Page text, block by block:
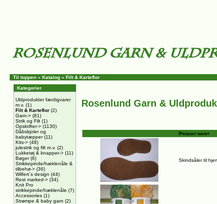
Til toppen » Katalog » Filt & Karteflor
Kategorier
Uldprodukter færdigvarer
m.v. (1)
Filt & Karteflor (2)
Garn-> (81)
Strik og Filt (1)
Opskrifter-> (1130)
Dåbskjoler og
babytæpper(11)
Kits-> (48)
julestrik og filt m.v. (2)
Lukketøj & knapper-> (11)
Bøger(6)
Strikkepinde/hæklenåle &
tilbehø-> (36)
Wilfert´s design (44)
Rest marked-> (34)
Knit Pro
strikkepinde/hæklenåle (7)
Accessories (1)
Strømpe & baby garn (2)
Rosenlund Garn &
Produkt navn+
Skindsåler til